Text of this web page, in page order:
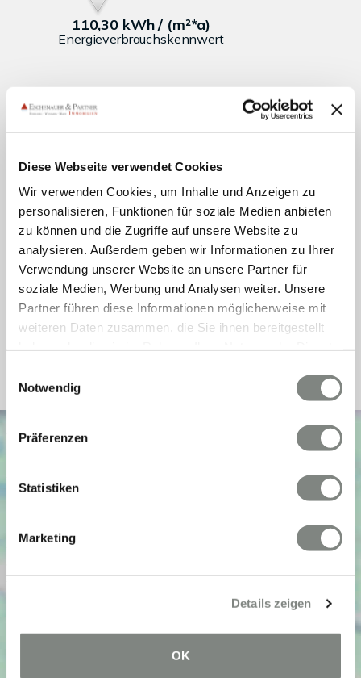
Diese Webseite verwendet Cookies
Wir verwenden Cookies, um Inhalte und Anzeigen zu
personalisieren, Funktionen für soziale Medien anbieten
zu können und die Zugriffe auf unsere Website zu
analysieren. Außerdem geben wir Informationen zu Ihrer
Verwendung unserer Website an unsere Partner für
soziale Medien, Werbung und Analysen weiter. Unsere
Partner führen diese Informationen möglicherweise mit
weiteren Daten zusammen, die Sie ihnen bereitgestellt
Cookies, wenn Sie unsere Webseite weiterhin nutzen.
Notwendig
Präferenzen
Statistiken
Marketing
Details zeigen
OK
110,30 kWh / (m²*a)
Energieverbrauchskennwert
Wesentlicher Energieträger
Öl
Energieausweis gültig bis
2033-07-29
Energieausweis Jahrgang
ab dem 1.5.2014
Energieausweis Werteklasse
D
Energieausweis Baujahr
1977
Energieausweis Gebäudeart
Heizung
Zentralheizung
Befeuerung
Öl